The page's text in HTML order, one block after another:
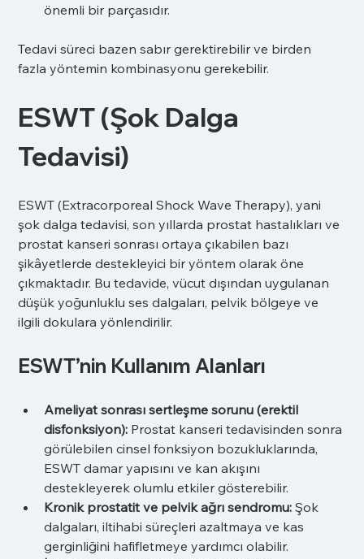
önemli bir parçasıdır.
Tedavi süreci bazen sabır gerektirebilir ve birden
fazla yöntemin kombinasyonu gerekebilir.
ESWT (Şok Dalga
Tedavisi)
ESWT (Extracorporeal Shock Wave Therapy), yani
şok dalga tedavisi, son yıllarda prostat hastalıkları ve
prostat kanseri sonrası ortaya çıkabilen bazı
şikâyetlerde destekleyici bir yöntem olarak öne
çıkmaktadır. Bu tedavide, vücut dışından uygulanan
düşük yoğunluklu ses dalgaları, pelvik bölgeye ve
ilgili dokulara yönlendirilir.
ESWT’nin Kullanım Alanları
Ameliyat sonrası sertleşme sorunu (erektil
disfonksiyon): Prostat kanseri tedavisinden sonra
görülebilen cinsel fonksiyon bozukluklarında,
ESWT damar yapısını ve kan akışını
destekleyerek olumlu etkiler gösterebilir.
Kronik prostatit ve pelvik ağrı sendromu: Şok
dalgaları, iltihabi süreçleri azaltmaya ve kas
gerginliğini hafifletmeye yardımcı olabilir.